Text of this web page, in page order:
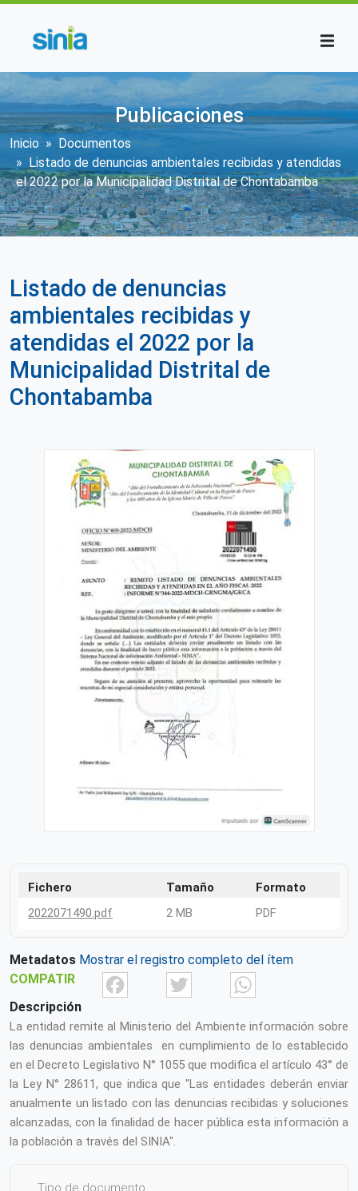
Publicaciones
Sobrescribir enlaces de ayuda a la
Inicio
Documentos
Listado de denuncias ambientales recibidas y atendidas
el 2022 por la Municipalidad Distrital de Chontabamba
Listado de denuncias
ambientales recibidas y
atendidas el 2022 por la
Municipalidad Distrital de
Chontabamba
Fichero Tamaño
Formato
2022071490.pdf
2 MB PDF
Metadatos Mostrar el registro completo del ítem
COMPATIR
FacebookTwitter
Descripción
La entidad remite al Ministerio del Ambiente información sobre
las denuncias ambientales en cumplimiento de lo establecido
en el Decreto Legislativo N° 1055 que modifica el artículo 43° de
la Ley N° 28611, que indica que "Las entidades deberán enviar
anualmente un listado con las denuncias recibidas y soluciones
alcanzadas, con la finalidad de hacer pública esta información a
la población a través del SINIA".
Tipo de documento